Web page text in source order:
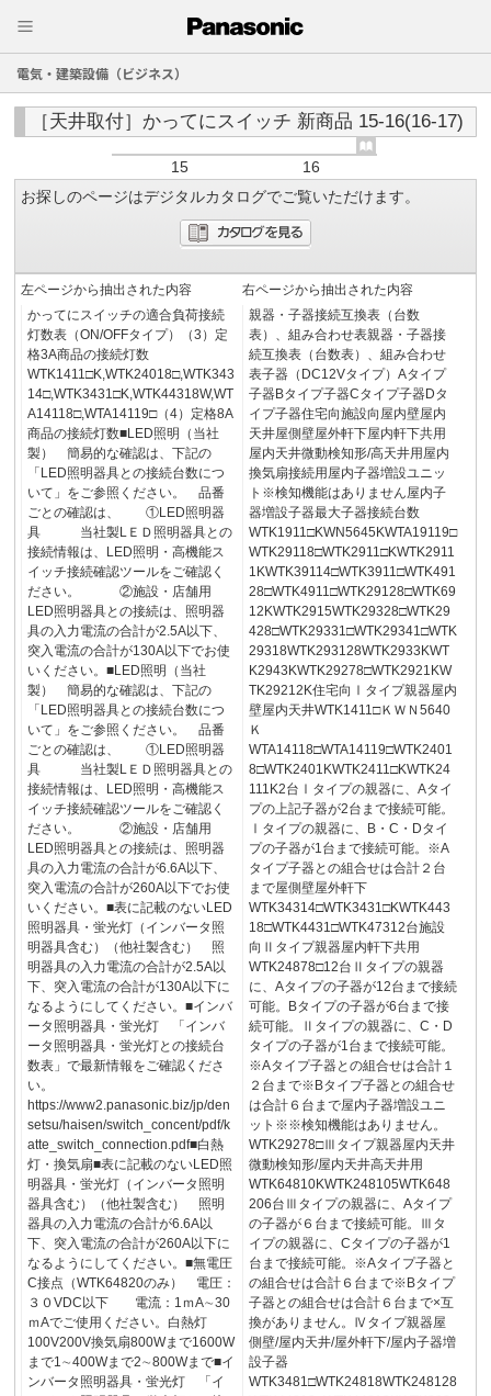
電気・建築設備（ビジネス）
［天井取付］かってにスイッチ 新商品 15-16(16-17)
15
16
お探しのページはデジタルカタログでご覧いただけます。
左ページから抽出された内容
かってにスイッチの適合負荷接続
灯数表（ON/OFFタイプ）（3）定
格3A商品の接続灯数
WTK1411□K,WTK24018□,WTK343
14□,WTK3431□K,WTK44318W,WT
A14118□,WTA14119□（4）定格8A
商品の接続灯数■LED照明（当社
製） 簡易的な確認は、下記の
「LED照明器具との接続台数につ
いて」をご参照ください。 品番
ごとの確認は、 ①LED照明器
具 当社製LＥＤ照明器具との
接続情報は、LED照明・高機能ス
イッチ接続確認ツールをご確認く
ださい。 ②施設・店舗用
LED照明器具との接続は、照明器
具の入力電流の合計が2.5A以下、
突入電流の合計が130A以下でお使
いください。■LED照明（当社
製） 簡易的な確認は、下記の
「LED照明器具との接続台数につ
いて」をご参照ください。 品番
ごとの確認は、 ①LED照明器
具 当社製LＥＤ照明器具との
接続情報は、LED照明・高機能ス
イッチ接続確認ツールをご確認く
ださい。 ②施設・店舗用
LED照明器具との接続は、照明器
具の入力電流の合計が6.6A以下、
突入電流の合計が260A以下でお使
いください。■表に記載のないLED
照明器具・蛍光灯（インバータ照
明器具含む）（他社製含む） 照
明器具の入力電流の合計が2.5A以
下、突入電流の合計が130A以下に
なるようにしてください。■インバ
ータ照明器具・蛍光灯 「インバ
ータ照明器具・蛍光灯との接続台
数表」で最新情報をご確認くださ
い。
https://www2.panasonic.biz/jp/den
setsu/haisen/switch_concent/pdf/k
atte_switch_connection.pdf■白熱
灯・換気扇■表に記載のないLED照
明器具・蛍光灯（インバータ照明
器具含む）（他社製含む） 照明
器具の入力電流の合計が6.6A以
下、突入電流の合計が260A以下に
なるようにしてください。■無電圧
C接点（WTK64820のみ） 電圧：
３０VDC以下 電流：1ｍA∼30
ｍAでご使用ください。白熱灯
100V200V換気扇800Wまで1600W
まで1∼400Wまで2∼800Wまで■イ
ンバータ照明器具・蛍光灯 「イ
右ページから抽出された内容
親器・子器接続互換表（台数
表）、組み合わせ表親器・子器接
続互換表（台数表）、組み合わせ
表子器（DC12Vタイプ）Aタイプ
子器Bタイプ子器Cタイプ子器Dタ
イプ子器住宅向施設向屋内壁屋内
天井屋側壁屋外軒下屋内軒下共用
屋内天井微動検知形/高天井用屋内
換気扇接続用屋内子器増設ユニッ
ト※検知機能はありません屋内子
器増設子器最大子器接続台数
WTK1911□KWN5645KWTA19119□
WTK29118□WTK2911□KWTK2911
1KWTK39114□WTK3911□WTK491
28□WTK4911□WTK29128□WTK69
12KWTK2915WTK29328□WTK29
428□WTK29331□WTK29341□WTK
29318WTK293128WTK2933KWT
K2943KWTK29278□WTK2921KW
TK29212K住宅向Ⅰタイプ親器屋内
壁屋内天井WTK1411□ＫＷＮ5640
Ｋ
WTA14118□WTA14119□WTK2401
8□WTK2401KWTK2411□KWTK24
111K2台Ⅰタイプの親器に、Aタイ
プの上記子器が2台まで接続可能。
Ⅰタイプの親器に、B・C・Dタイ
プの子器が1台まで接続可能。※A
タイプ子器との組合せは合計２台
まで屋側壁屋外軒下
WTK34314□WTK3431□KWTK443
18□WTK4431□WTK47312台施設
向Ⅱタイプ親器屋内軒下共用
WTK24878□12台Ⅱタイプの親器
に、Aタイプの子器が12台まで接続
可能。Bタイプの子器が6台まで接
続可能。Ⅱタイプの親器に、C・D
タイプの子器が1台まで接続可能。
※Aタイプ子器との組合せは合計１
２台まで※Bタイプ子器との組合せ
は合計６台まで屋内子器増設ユニ
ット※※検知機能はありません。
WTK29278□Ⅲタイプ親器屋内天井
微動検知形/屋内天井高天井用
WTK64810KWTK248105WTK648
206台Ⅲタイプの親器に、Aタイプ
の子器が６台まで接続可能。Ⅲタ
イプの親器に、Cタイプの子器が1
台まで接続可能。※Aタイプ子器と
の組合せは合計６台まで※Bタイプ
子器との組合せは合計６台まで×互
換がありません。Ⅳタイプ親器屋
側壁/屋内天井/屋外軒下/屋内子器増
設子器
WTK3481□WTK24818WTK248128